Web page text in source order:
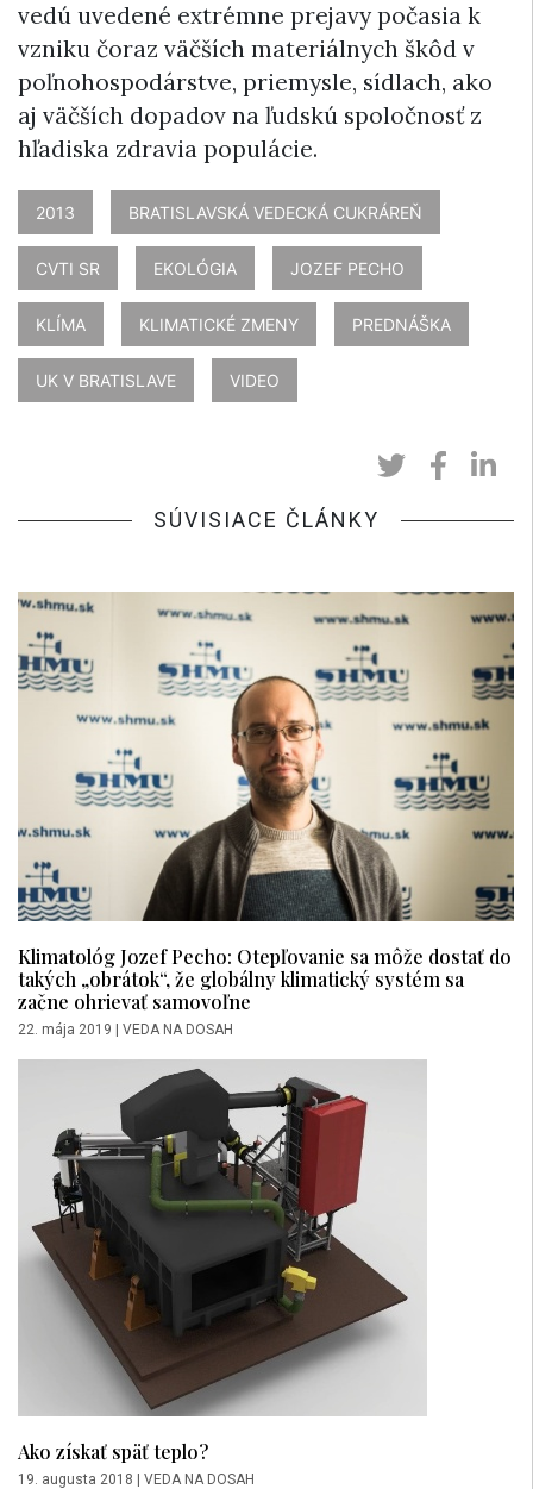
vedú uvedené extrémne prejavy počasia k
vzniku čoraz väčších materiálnych škôd v
poľnohospodárstve, priemysle, sídlach, ako
aj väčších dopadov na ľudskú spoločnosť z
hľadiska zdravia populácie.
2013 BRATISLAVSKÁ VEDECKÁ CUKRÁREŇ
CVTI SR EKOLÓGIA JOZEF PECHO
KLÍMA KLIMATICKÉ ZMENY PREDNÁŠKA
UK V BRATISLAVE VIDEO
SÚVISIACE ČLÁNKY
Klimatológ Jozef Pecho: Otepľovanie sa môže dostať do
takých „obrátok“, že globálny klimatický systém sa
začne ohrievať samovoľne
22. mája 2019 | VEDA NA DOSAH
Ako získať späť teplo?
19. augusta 2018 | VEDA NA DOSAH